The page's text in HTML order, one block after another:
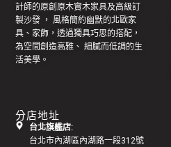
計師的原創 原木實木家具及高級訂
製沙發 ， 風格簡約幽默的北歐家
具 、家飾，透過獨具巧思的搭配，
為空間創造高雅、 細膩而低調的生
活美學。
分店地址
台北旗艦店:
台北市內湖區內湖路一段312號